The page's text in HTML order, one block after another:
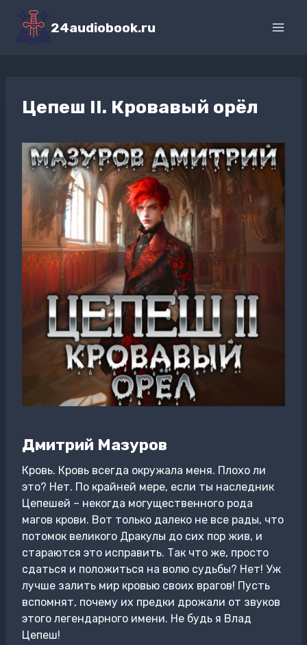
Перейти
содержимому
24audiobook.ru
Цепеш II. Кровавый орёл
Дмитрий Мазуров
Кровь. Кровь всегда окружала меня. Плохо ли
это? Нет. По крайней мере, если ты наследник
Цепешей – некогда могущественного рода
магов крови. Вот только далеко не все рады, что
потомок великого Дракулы до сих пор жив, и
стараются это исправить. Так что же, просто
сдаться и положиться на волю судьбы? Нет! Уж
лучше залить мир кровью своих врагов! Пусть
вспомнят, почему их предки дрожали от звуков
этого легендарного имени. Не будь я Влад
Цепеш!